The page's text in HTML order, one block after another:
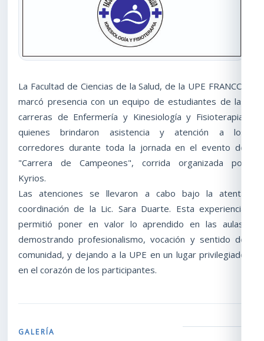
La Facultad de Ciencias de la Salud, de la UPE FRANCO,
marcó presencia con un equipo de estudiantes de las
carreras de Enfermería y Kinesiología y Fisioterapia,
quienes brindaron asistencia y atención a los
corredores durante toda la jornada en el evento de
"Carrera de Campeones", corrida organizada por
Kyrios.
Las atenciones se llevaron a cabo bajo la atenta
coordinación de la Lic. Sara Duarte. Esta experiencia
permitió poner en valor lo aprendido en las aulas,
demostrando profesionalismo, vocación y sentido de
comunidad, y dejando a la UPE en un lugar privilegiado
en el corazón de los participantes.
GALERÍA